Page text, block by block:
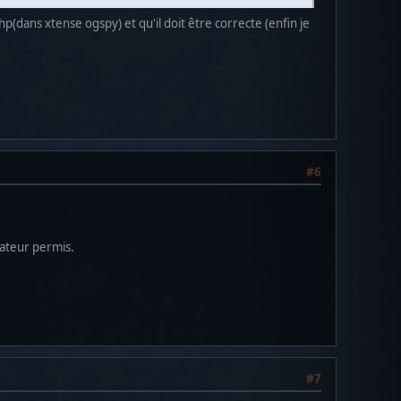
xtense ogspy) et qu'il doit être correcte (enfin je
#6
permis.
#7